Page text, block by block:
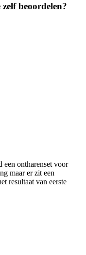
beoordelen?
een ontharenset voor
maar er zit een
resultaat van eerste